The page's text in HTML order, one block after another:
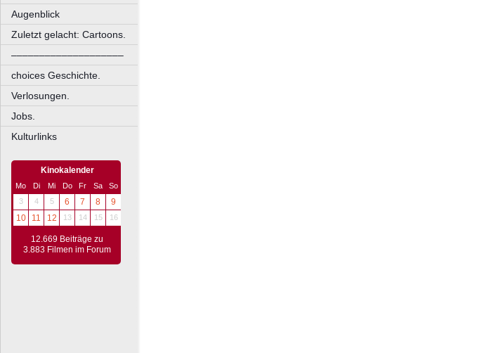
Augenblick
Zuletzt gelacht: Cartoons.
––––––––––––––––––––
choices Geschichte.
Verlosungen.
Jobs.
Kulturlinks
Kinokalender
Mo Di Mi Do Fr Sa
So
3
4 5 6 7 8
9
10
11 12 13 14 15 16
12.669 Beiträge zu
3.883 Filmen im Forum